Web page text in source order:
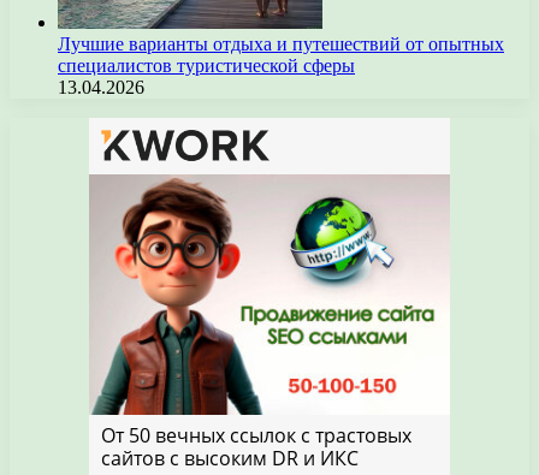
Лучшие варианты отдыха и путешествий от опытных
специалистов туристической сферы
13.04.2026